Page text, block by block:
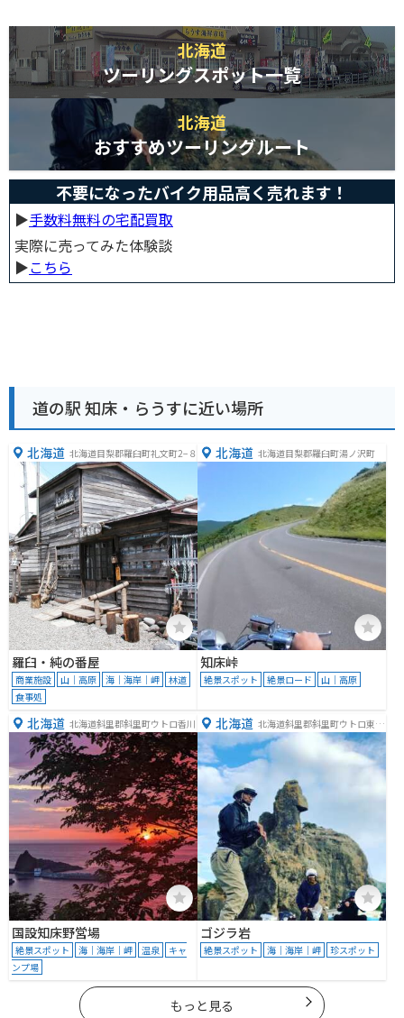
北海道
ツーリングスポット一覧
北海道
おすすめツーリングルート
不要になったバイク用品高く売れます！
▶︎手数料無料の宅配買取
実際に売ってみた体験談
▶︎こちら
道の駅 知床・らうすに近い場所
北海道 北海道目梨郡羅臼町礼文町2−８
羅臼・純の番屋
商業施設 山｜高原 海｜海岸｜岬
林道
食事処
北海道 北海道目梨郡羅臼町湯ノ沢町
知床峠
絶景スポット 絶景ロード 山｜高原
北海道 北海道斜里郡斜里町ウトロ香川
国設知床野営場
絶景スポット 海｜海岸｜岬 温泉
キャ
ンプ場
北海道 北海道斜里郡斜里町ウトロ東１
２２
ゴジラ岩
絶景スポット 海｜海岸｜岬 珍スポット
もっと見る